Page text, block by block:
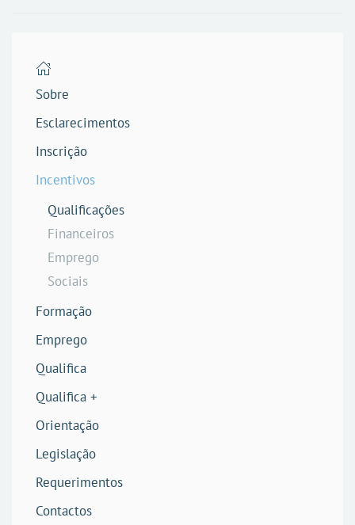
Sobre
Esclarecimentos
Inscrição
Incentivos
Qualificações
Financeiros
Emprego
Sociais
Formação
Emprego
Qualifica
Qualifica +
Orientação
Legislação
Requerimentos
Contactos